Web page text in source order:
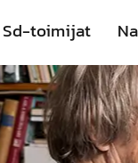
Sd-toimijat